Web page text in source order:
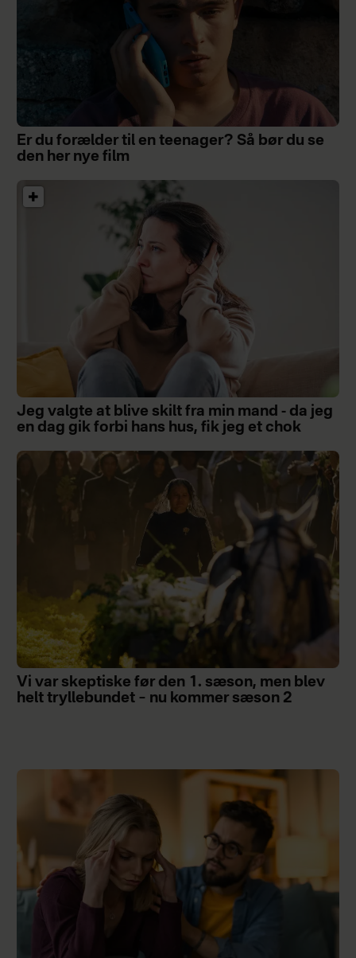
Er du forælder til en teenager? Så bør du se
den her nye film
Jeg valgte at blive skilt fra min mand - da jeg
en dag gik forbi hans hus, fik jeg et chok
Vi var skeptiske før den 1. sæson, men blev
helt tryllebundet – nu kommer sæson 2